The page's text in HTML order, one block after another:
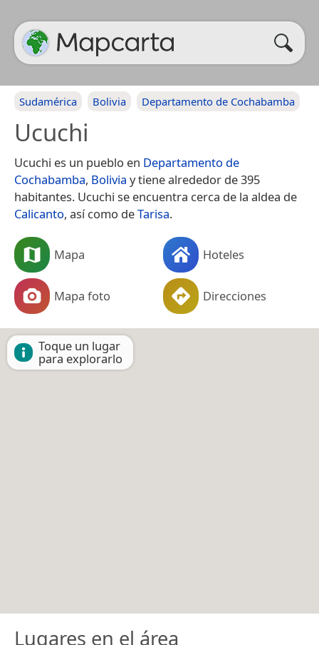
Sudamérica Bolivia Departamento de Cochabamba
Ucuchi
Ucuchi es un pueblo en Departamento de
Cochabamba, Bolivia y tiene alrededor de 395
habitantes. Ucuchi se encuentra cerca de la aldea de
Calicanto, así como deTarisa.
Mapa Hoteles
Mapa foto Direcciones
Toque un lugar
para explorarlo
Lugares en el área